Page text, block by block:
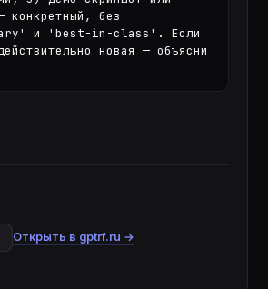
конкретный, без
и 'best-in-class'. Если
новая — объясни
Открыть в gptrf.ru →